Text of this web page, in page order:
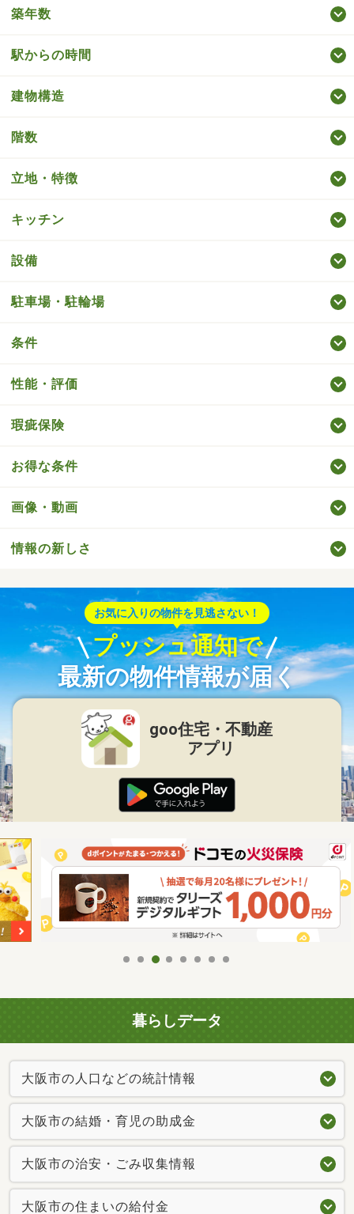
築年数
駅からの時間
建物構造
階数
立地・特徴
キッチン
設備
駐車場・駐輪場
条件
性能・評価
瑕疵保険
お得な条件
画像・動画
情報の新しさ
お気に入りの物件を見逃さない！
プッシュ通知で
最新の物件情報が届く
goo住宅・不動産
アプリ
暮らしデータ
大阪市の人口などの統計情報
大阪市の結婚・育児の助成金
大阪市の治安・ごみ収集情報
大阪市の住まいの給付金